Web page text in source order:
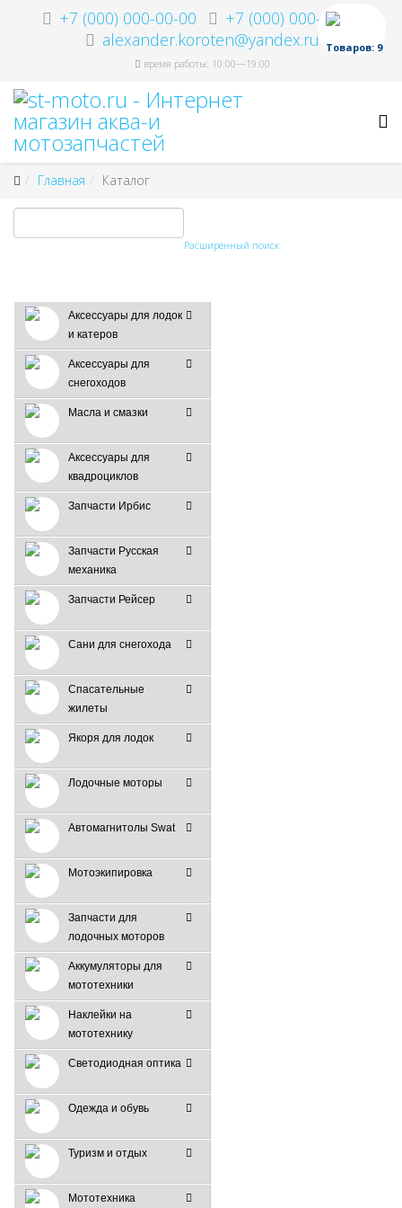
+7 (000) 000-00-00
+7 (000) 000-00-00
alexander.koroten@yandex.ru
время работы: 10:00—19:00
Товаров: 9
Главная Каталог
Расширенный поиск
Аксессуары для лодок
и катеров
Аксессуары для
снегоходов
Масла и смазки
Аксессуары для
квадроциклов
Запчасти Ирбис
Запчасти Русская
механика
Запчасти Рейсер
Сани для снегохода
Спасательные
жилеты
Якоря для лодок
Лодочные моторы
Автомагнитолы Swat
Мотоэкипировка
Запчасти для
лодочных моторов
Аккумуляторы для
мототехники
Наклейки на
мототехнику
Светодиодная оптика
Одежда и обувь
Туризм и отдых
Мототехника